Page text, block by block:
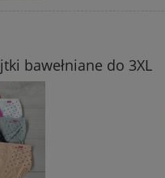
bawełniane do 3XL